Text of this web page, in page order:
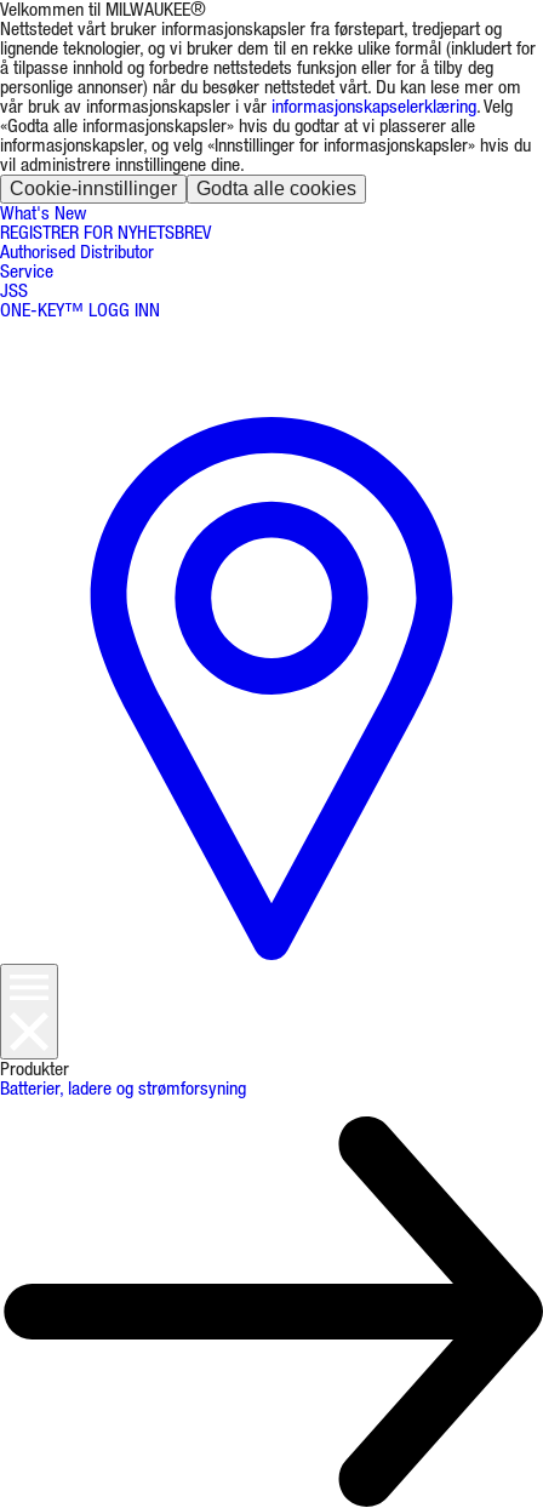
Velkommen til MILWAUKEE®
Nettstedet vårt bruker informasjonskapsler fra førstepart, tredjepart og
lignende teknologier, og vi bruker dem til en rekke ulike formål (inkludert for
å tilpasse innhold og forbedre nettstedets funksjon eller for å tilby deg
personlige annonser) når du besøker nettstedet vårt. Du kan lese mer om
vår bruk av informasjonskapsler i vår informasjonskapselerklæring. Velg
«Godta alle informasjonskapsler» hvis du godtar at vi plasserer alle
informasjonskapsler, og velg «Innstillinger for informasjonskapsler» hvis du
vil administrere innstillingene dine.
Cookie-innstillinger Godta alle cookies
What's New
REGISTRER FOR NYHETSBREV
Authorised Distributor
Service
JSS
ONE-KEY™ LOGG INN
Produkter
Batterier, ladere og strømforsyning